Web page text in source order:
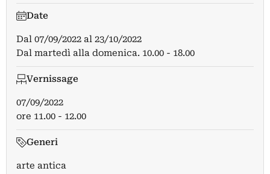
Date
Dal 07/09/2022 al 23/10/2022
Dal martedì alla domenica. 10.00 - 18.00
Vernissage
07/09/2022
ore 11.00 - 12.00
Generi
arte antica